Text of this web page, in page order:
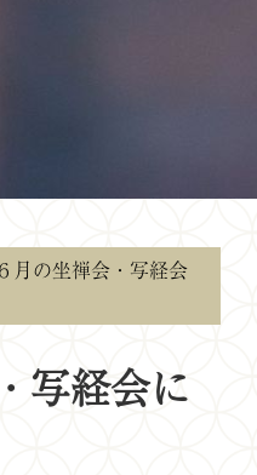
６月の坐禅会・写経会
写経会に